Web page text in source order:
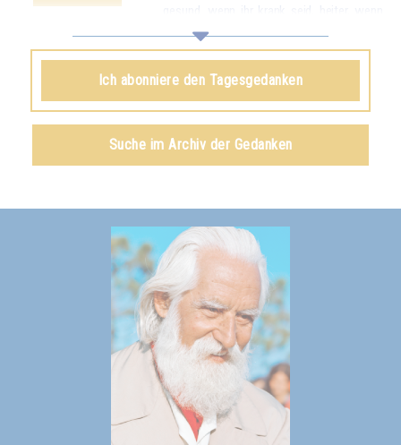
gesund, wenn ihr krank seid, heiter, wenn
ihr angsterfüllt seid, kraftvoll, wenn ihr schwach seid«, dann wisst ihr,
dass dies Lügen von jemandem sind, der daran interessiert ist, euch zu
täuschen. Ein wirklicher Eingeweihter dagegen wird euch sagen: »Meine
Kinder, alles ist möglich, aber nur, wenn ihr euch anstrengt. Darum wird
das, was ihr erarbeitet habt, so beständig sein, dass es euch niemand
wegnehmen kann.« Und ihr müsst wissen, dass alles, was man durch
magische Methoden erreicht – es ist wahr, dass es welche mit einer
gewissen Wirksamkeit gibt –, niemals endgültig sein kann. Kurze Zeit
nicht von innen, durch persönliche Anstrengungen, erreicht hat.*
Omraam Mikhaël Aïvanhov
Siehe das BuchWas ist ein geistiger Meister?
Ich abonniere den Tagesgedanken
Suche im Archiv der Gedanken